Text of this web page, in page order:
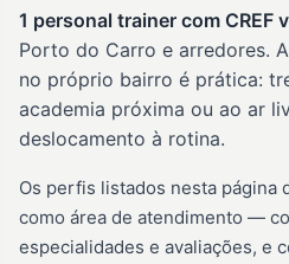
1 personal trainer com CREF
Porto do Carro e arredores.
no próprio bairro é prática:
academia próxima ou ao ar
deslocamento à rotina.
Os perfis listados nesta página
como área de atendimento —
especialidades e avaliações, e